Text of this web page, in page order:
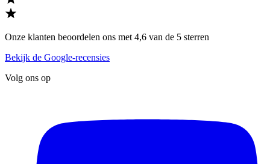
Onze klanten beoordelen ons met 4,6 van de 5 sterren
Bekijk de Google-recensies
Volg ons op